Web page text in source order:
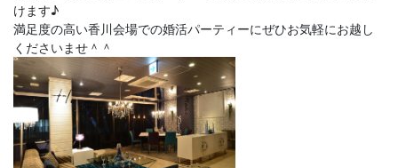
けます♪
満足度の高い香川会場での婚活パーティーにぜひお気軽にお越し
くださいませ＾＾